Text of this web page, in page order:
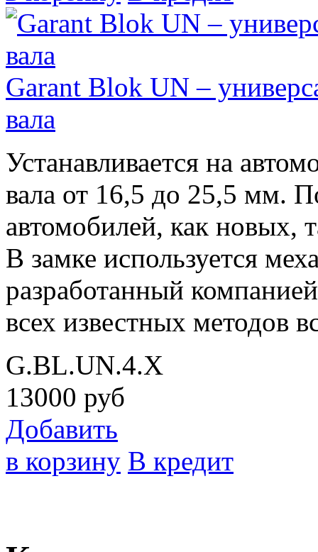
Garant Blok UN –
вала
Устанавливается на
вала от 16,5 до 25,5 мм.
автомобилей, как новых,
В замке используется
разработанный
всех известных методов
G.BL.UN.4.X
13000 руб
Добавить
в корзину В кредит